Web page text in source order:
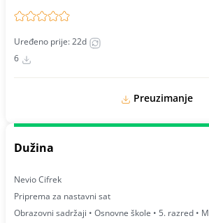
Uređeno prije: 22d
6
Preuzimanje
Dužina
Nevio Cifrek
Priprema za nastavni sat
Obrazovni sadržaji • Osnovne škole • 5. razred •